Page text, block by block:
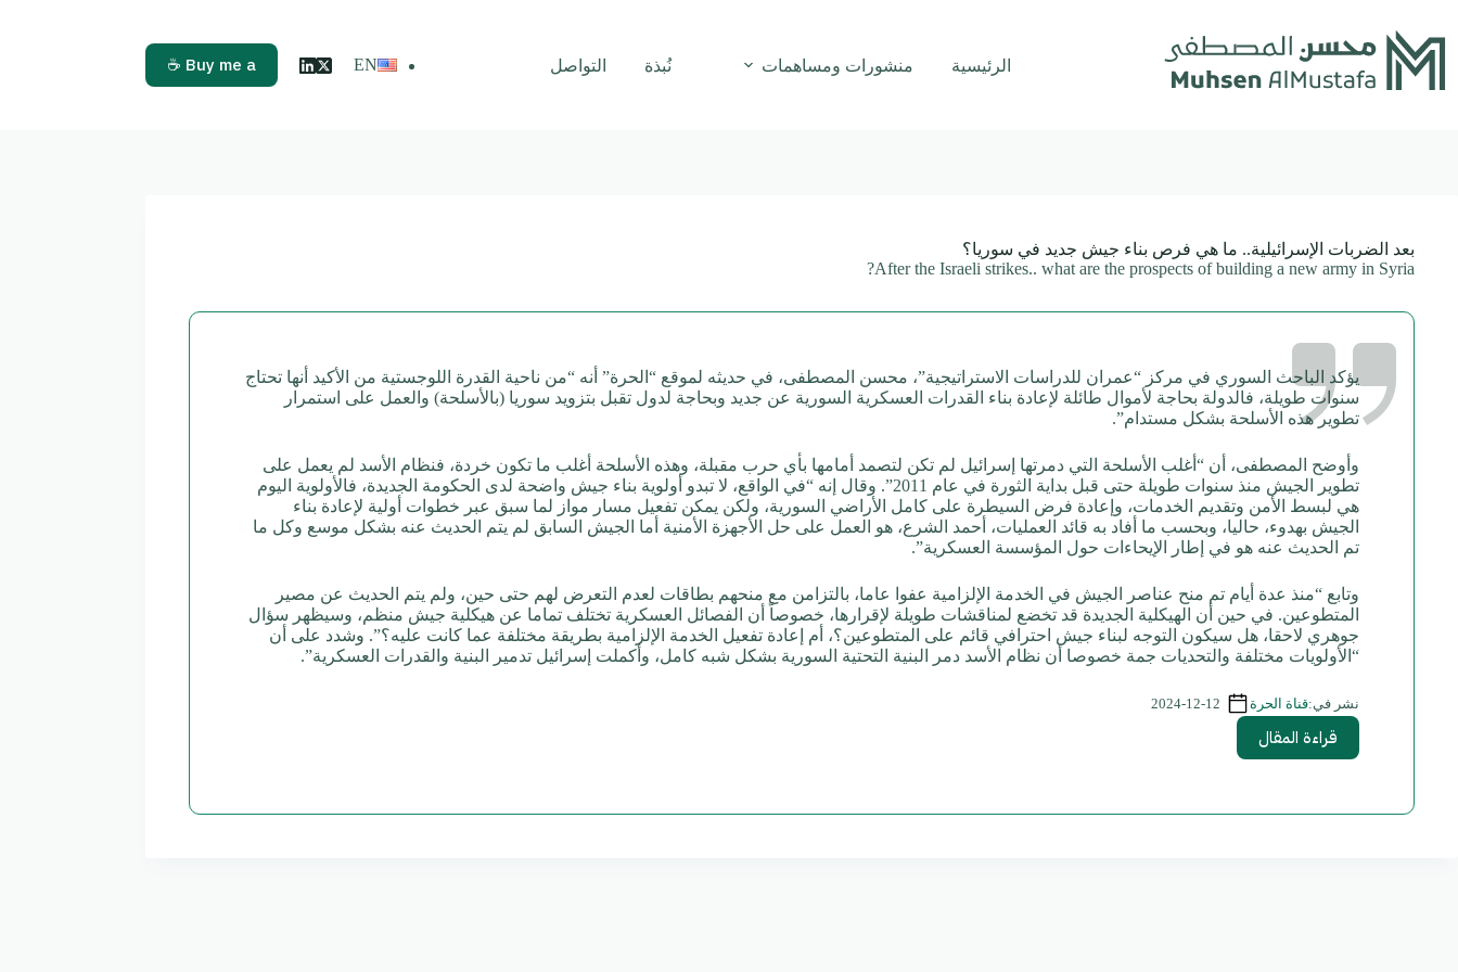
المحتوى
الرئيسية منشورات ومساهمات نُبذة التواصل EN
Buy me a ☕
بعد الضربات الإسرائيلية.. ما هي فرص بناء جيش جديد في سوريا؟
After the Israeli strikes.. what are the prospects of building a new army in Syria?
يؤكد الباحث السوري في مركز “عمران للدراسات الاستراتيجية”، محسن المصطفى، في حديثه لموقع “الحرة” أنه “من ناحية القدرة اللوجستية من الأكيد أنها تحتاج
سنوات طويلة، فالدولة بحاجة لأموال طائلة لإعادة بناء القدرات العسكرية السورية عن جديد وبحاجة لدول تقبل بتزويد سوريا (بالأسلحة) والعمل على استمرار
تطوير هذه الأسلحة بشكل مستدام”.
وأوضح المصطفى، أن “أغلب الأسلحة التي دمرتها إسرائيل لم تكن لتصمد أمامها بأي حرب مقبلة، وهذه الأسلحة أغلب ما تكون خردة، فنظام الأسد لم يعمل على
تطوير الجيش منذ سنوات طويلة حتى قبل بداية الثورة في عام 2011”. وقال إنه “في الواقع، لا تبدو أولوية بناء جيش واضحة لدى الحكومة الجديدة، فالأولوية اليوم
هي لبسط الأمن وتقديم الخدمات، وإعادة فرض السيطرة على كامل الأراضي السورية، ولكن يمكن تفعيل مسار مواز لما سبق عبر خطوات أولية لإعادة بناء
الجيش بهدوء، حاليا، وبحسب ما أفاد به قائد العمليات، أحمد الشرع، هو العمل على حل الأجهزة الأمنية أما الجيش السابق لم يتم الحديث عنه بشكل موسع وكل ما
تم الحديث عنه هو في إطار الإيحاءات حول المؤسسة العسكرية”.
وتابع “منذ عدة أيام تم منح عناصر الجيش في الخدمة الإلزامية عفوا عاما، بالتزامن مع منحهم بطاقات لعدم التعرض لهم حتى حين، ولم يتم الحديث عن مصير
المتطوعين. في حين أن الهيكلية الجديدة قد تخضع لمناقشات طويلة لإقرارها، خصوصاً أن الفصائل العسكرية تختلف تماما عن هيكلية جيش منظم، وسيظهر سؤال
جوهري لاحقا، هل سيكون التوجه لبناء جيش احترافي قائم على المتطوعين؟، أم إعادة تفعيل الخدمة الإلزامية بطريقة مختلفة عما كانت عليه؟”. وشدد على أن
“الأولويات مختلفة والتحديات جمة خصوصا أن نظام الأسد دمر البنية التحتية السورية بشكل شبه كامل، وأكملت إسرائيل تدمير البنية والقدرات العسكرية”.
نشر في:قناة الحرة 2024-12-12
قراءة المقال